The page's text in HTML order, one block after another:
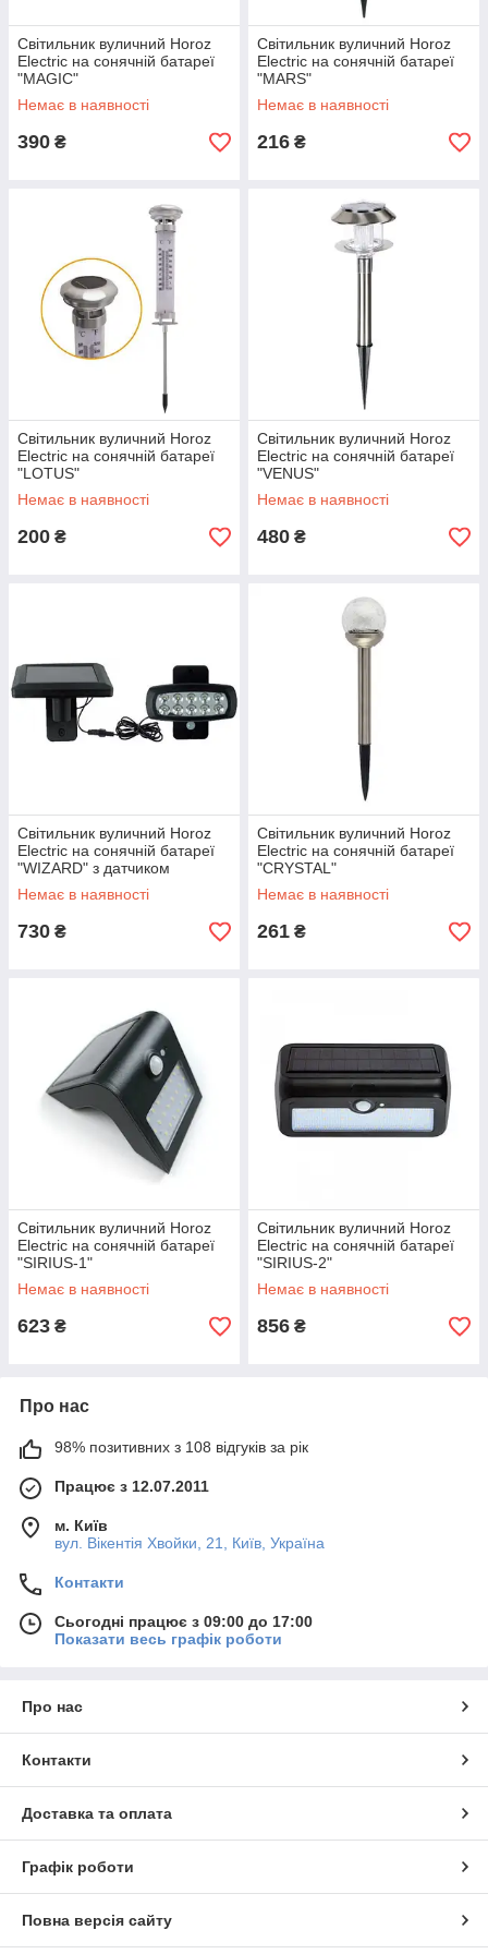
Світильник вуличний Horoz
Electric на сонячній батареї
"MAGIC"
Немає в наявності
390 ₴
Світильник вуличний Horoz
Electric на сонячній батареї
"MARS"
Немає в наявності
216 ₴
Світильник вуличний Horoz
Electric на сонячній батареї
"LOTUS"
Немає в наявності
200 ₴
Світильник вуличний Horoz
Electric на сонячній батареї
"VENUS"
Немає в наявності
480 ₴
Світильник вуличний Horoz
Electric на сонячній батареї
"WIZARD" з датчиком
Немає в наявності
730 ₴
Світильник вуличний Horoz
Electric на сонячній батареї
"CRYSTAL"
Немає в наявності
261 ₴
Світильник вуличний Horoz
Electric на сонячній батареї
"SIRIUS-1"
Немає в наявності
623 ₴
Світильник вуличний Horoz
Electric на сонячній батареї
"SIRIUS-2"
Немає в наявності
856 ₴
Про нас
98% позитивних з 108 відгуків за рік
Працює з 12.07.2011
м. Київ
вул. Вікентія Хвойки, 21, Київ, Україна
Контакти
Сьогодні працює з 09:00 до 17:00
Показати весь графік роботи
Про нас
Контакти
Доставка та оплата
Графік роботи
Повна версія сайту